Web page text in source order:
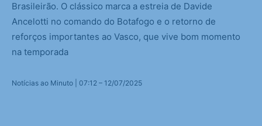
Brasileirão. O clássico marca a estreia de Davide
Ancelotti no comando do Botafogo e o retorno de
reforços importantes ao Vasco, que vive bom momento
na temporada
Notícias ao Minuto | 07:12 – 12/07/2025